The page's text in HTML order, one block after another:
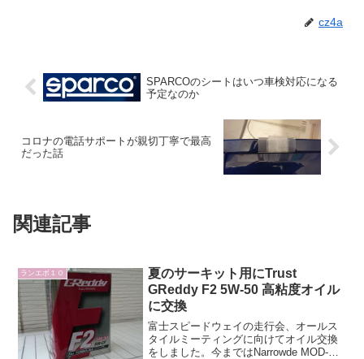
cz4a
SPARCOのシートはいつ車検対応になる
予定なのか
コロナの電話サポートが親切丁寧で最高
だった話
関連記事
ランエボ１０
夏のサーキット用にTrust
GReddy F2 5W-50 高粘度オイル
に交換
富士スピードウェイの走行会、オールス
タイルミーティングに向けてオイル交換
をしました。今まではNarrowde MOD-